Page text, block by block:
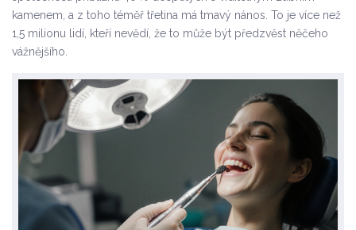
kamenem, a z toho téměř třetina má tmavý nános. To je více než
1,5 milionu lidí, kteří nevědí, že to může být předzvěst něčeho
vážnějšího.